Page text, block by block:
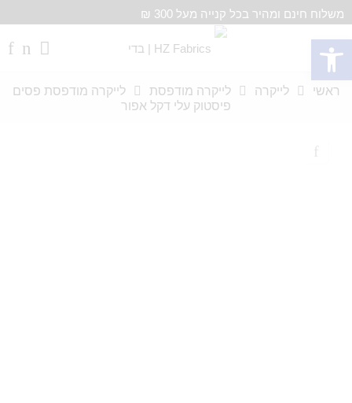
פתח סרגל נגישות
משלוח חינם ומהיר בכל קנייה מעל 300 ₪
ראשי לייקרה לייקרה מודפסת
לייקרה מודפסת פסים
פיסטוק עלי דקל אפור